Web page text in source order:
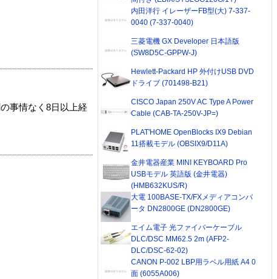
事情なく8日以上経
内田洋行 イレーザーFB型(大) 7-337-
0040 (7-337-0040)
三菱電機 GX Developer 日本語版
(SW8D5C-GPPW-J)
Hewlett-Packard HP 外付けUSB DVD
ドライブ (701498-B21)
CISCO Japan 250V AC Type A Power
Cable (CAB-TA-250V-JP=)
PLAT'HOME OpenBlocks IX9 Debian
11搭載モデル (OBSIX9/D11A)
金井電器産業 MINI KEYBOARD Pro
USBモデル 英語版 (金井電器)
(HMB632KUS/R)
大電 100BASE-TX/FXメディアコンバ
ータ DN2800GE (DN2800GE)
エイム電子 光ファイバーケーブル
DLC/DSC MM62.5 2m (AFP2-
DLC/DSC-62-02)
CANON P-002 LBP用ラベル用紙 A4 0
面 (6055A006)